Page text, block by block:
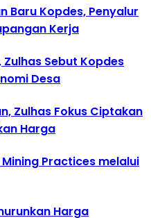
Baru Kopdes, Penyalur
Kerja
Sebut Kopdes
Desa
Zulhas Fokus Ciptakan
Harga
Practices melalui
Harga